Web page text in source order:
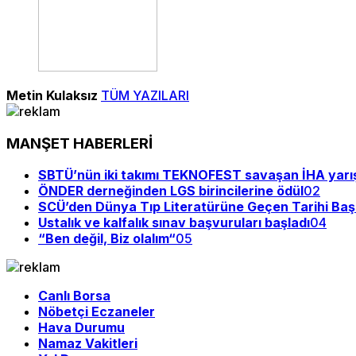
Metin Kulaksız TÜM YAZILARI
MANŞET HABERLERİ
SBTÜ’nün iki takımı TEKNOFEST savaşan İHA
ÖNDER derneğinden LGS birincilerine ödül02
SCÜ’den Dünya Tıp Literatürüne Geçen Tarihi
Ustalık ve kalfalık sınav başvuruları başladı04
“Ben değil, Biz olalım“05
Canlı Borsa
Nöbetçi Eczaneler
Hava Durumu
Namaz Vakitleri